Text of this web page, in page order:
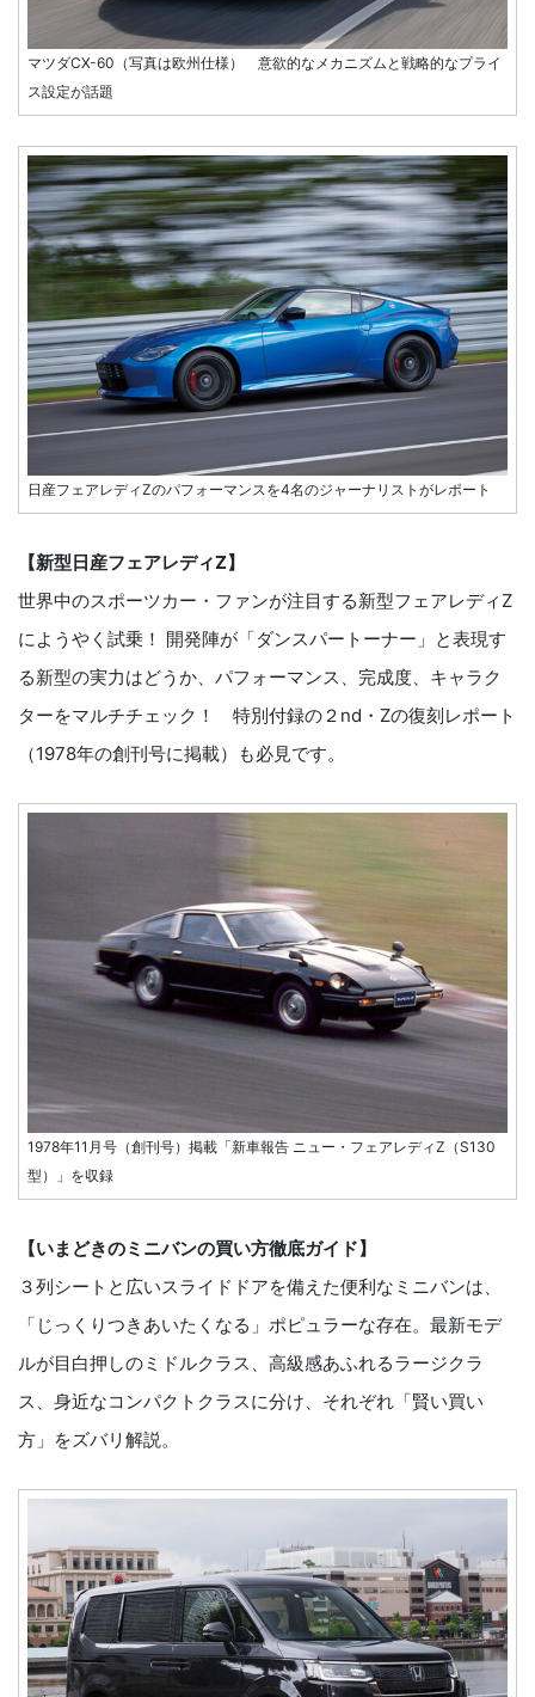
マツダCX-60（写真は欧州仕様） 意欲的なメカニズムと戦略的なプライ
ス設定が話題
日産フェアレディZのパフォーマンスを4名のジャーナリストがレポート
【新型日産フェアレディZ】
世界中のスポーツカー・ファンが注目する新型フェアレディZ
にようやく試乗！ 開発陣が「ダンスパートーナー」と表現す
る新型の実力はどうか、パフォーマンス、完成度、キャラク
ターをマルチチェック！ 特別付録の２nd・Zの復刻レポート
（1978年の創刊号に掲載）も必見です。
1978年11月号（創刊号）掲載「新車報告 ニュー・フェアレディZ（S130
型）」を収録
【いまどきのミニバンの買い方徹底ガイド】
３列シートと広いスライドドアを備えた便利なミニバンは、
「じっくりつきあいたくなる」ポピュラーな存在。最新モデ
ルが目白押しのミドルクラス、高級感あふれるラージクラ
ス、身近なコンパクトクラスに分け、それぞれ「賢い買い
方」をズバリ解説。